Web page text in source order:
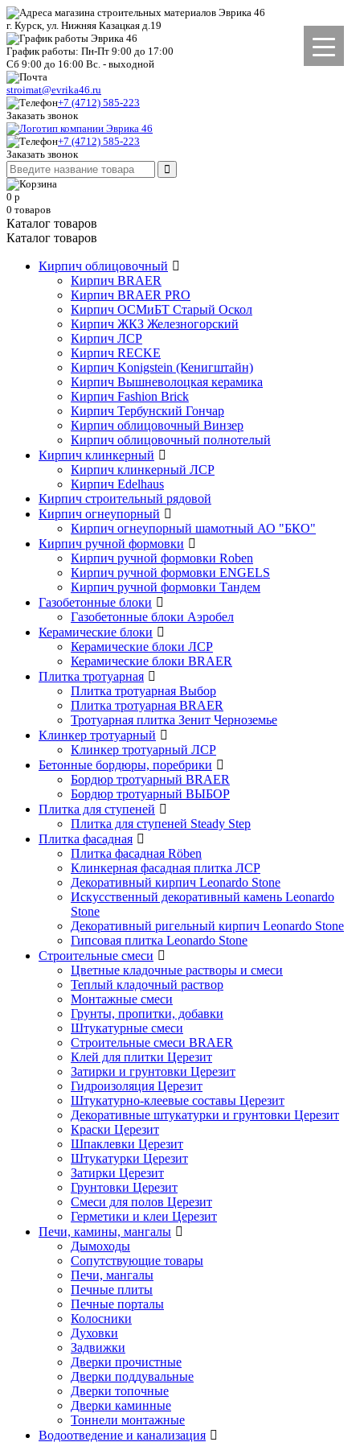
г. Курск, ул. Нижняя Казацкая д.19
График работы: Пн-Пт 9:00 до 17:00
Сб 9:00 до 16:00 Вс. - выходной
stroimat@evrika46.ru
+7 (4712) 585-223
Заказать звонок
+7 (4712) 585-223
Заказать звонок
0 р
0 товаров
Каталог товаров
Каталог товаров
Кирпич облицовочный
Кирпич BRAER
Кирпич BRAER PRO
Кирпич ОСМиБТ Старый Оскол
Кирпич ЖКЗ Железногорский
Кирпич ЛСР
Кирпич RECKE
Кирпич Konigstein (Кенигштайн)
Кирпич Вышневолоцкая керамика
Кирпич Fashion Brick
Кирпич Тербунский Гончар
Кирпич облицовочный Винзер
Кирпич облицовочный полнотелый
Кирпич клинкерный
Кирпич клинкерный ЛСР
Кирпич Edelhaus
Кирпич строительный рядовой
Кирпич огнеупорный
Кирпич огнеупорный шамотный АО "БКО"
Кирпич ручной формовки
Кирпич ручной формовки Roben
Кирпич ручной формовки ENGELS
Кирпич ручной формовки Тандем
Газобетонные блоки
Газобетонные блоки Аэробел
Керамические блоки
Керамические блоки ЛСР
Керамические блоки BRAER
Плитка тротуарная
Плитка тротуарная Выбор
Плитка тротуарная BRAER
Тротуарная плитка Зенит Черноземье
Клинкер тротуарный
Клинкер тротуарный ЛСР
Бетонные бордюры, поребрики
Бордюр тротуарный BRAER
Бордюр тротуарный ВЫБОР
Плитка для ступеней
Плитка для ступеней Steady Step
Плитка фасадная
Плитка фасадная Röben
Клинкерная фасадная плитка ЛСР
Декоративный кирпич Leonardo Stone
Искусственный декоративный камень Leonardo
Stone
Декоративный ригельный кирпич Leonardo Stone
Гипсовая плитка Leonardo Stone
Строительные смеси
Цветные кладочные растворы и смеси
Теплый кладочный раствор
Монтажные смеси
Грунты, пропитки, добавки
Штукатурные смеси
Строительные смеси BRAER
Клей для плитки Церезит
Затирки и грунтовки Церезит
Гидроизоляция Церезит
Штукатурно-клеевые составы Церезит
Декоративные штукатурки и грунтовки Церезит
Краски Церезит
Шпаклевки Церезит
Штукатурки Церезит
Затирки Церезит
Грунтовки Церезит
Смеси для полов Церезит
Герметики и клеи Церезит
Печи, камины, мангалы
Дымоходы
Сопутствующие товары
Печи, мангалы
Печные плиты
Печные порталы
Колосники
Духовки
Задвижки
Дверки прочистные
Дверки поддувальные
Дверки топочные
Дверки каминные
Тоннели монтажные
Водоотведение и канализация